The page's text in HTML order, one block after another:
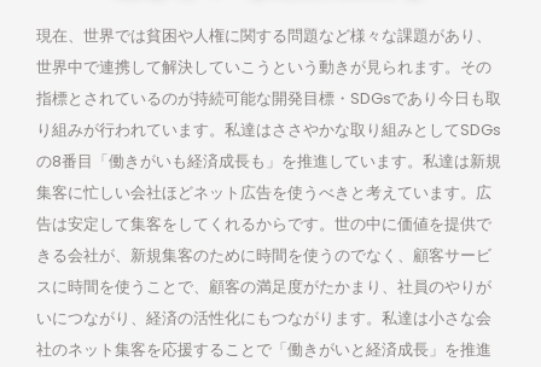
現在、世界では貧困や人権に関する問題など様々な課題があり、
世界中で連携して解決していこうという動きが見られます。その
指標とされているのが持続可能な開発目標・SDGsであり今日も取
り組みが行われています。私達はささやかな取り組みとしてSDGs
の8番目「働きがいも経済成長も」を推進しています。私達は新規
集客に忙しい会社ほどネット広告を使うべきと考えています。広
告は安定して集客をしてくれるからです。世の中に価値を提供で
きる会社が、新規集客のために時間を使うのでなく、顧客サービ
スに時間を使うことで、顧客の満足度がたかまり、社員のやりが
いにつながり、経済の活性化にもつながります。私達は小さな会
社のネット集客を応援することで「働きがいと経済成長」を推進